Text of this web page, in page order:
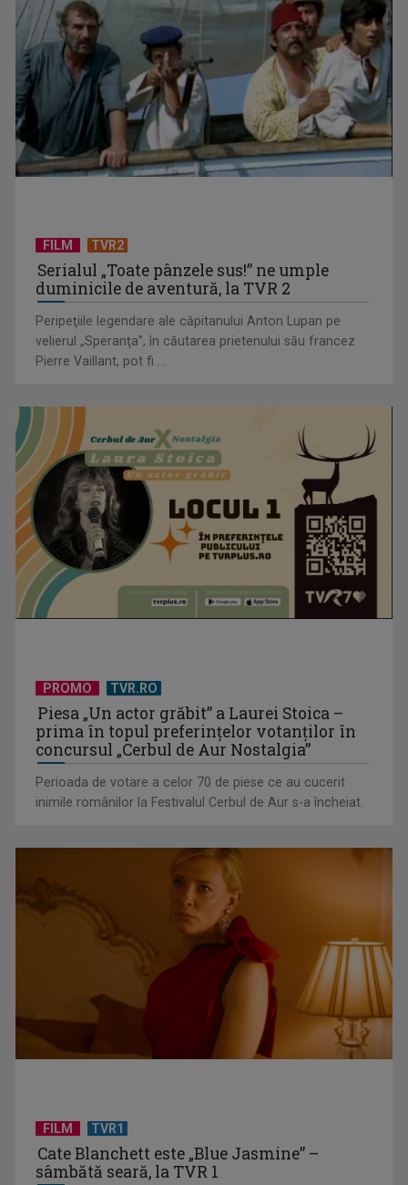
TVR lansează un apel pentru proiecte de emisiuni
la TVR 1
Federația SANITAS suspendă temporar greva generală din
sistemul sanitar
FILM TVR2
Serialul „Toate pânzele sus!” ne umple
duminicile de aventură, la TVR 2
Peripeţiile legendare ale căpitanului Anton Lupan pe
velierul „Speranţa”, în căutarea prietenului său francez
Pierre Vaillant, pot fi ...
PROMO TVR.RO
Piesa „Un actor grăbit” a Laurei Stoica –
prima în topul preferinţelor votanţilor în
concursul „Cerbul de Aur Nostalgia”
Perioada de votare a celor 70 de piese ce au cucerit
inimile românilor la Festivalul Cerbul de Aur s-a încheiat.
FILM TVR1
Cate Blanchett este „Blue Jasmine” –
sâmbătă seară, la TVR 1